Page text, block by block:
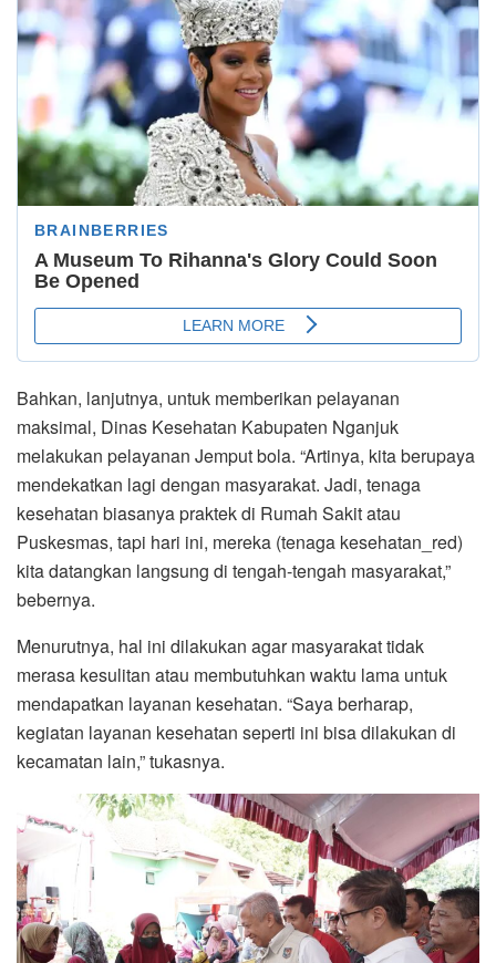
Bahkan, lanjutnya, untuk memberikan pelayanan
maksimal, Dinas Kesehatan Kabupaten Nganjuk
melakukan pelayanan Jemput bola. “Artinya, kita berupaya
mendekatkan lagi dengan masyarakat. Jadi, tenaga
kesehatan biasanya praktek di Rumah Sakit atau
Puskesmas, tapi hari ini, mereka (tenaga kesehatan_red)
kita datangkan langsung di tengah-tengah masyarakat,”
bebernya.
Menurutnya, hal ini dilakukan agar masyarakat tidak
merasa kesulitan atau membutuhkan waktu lama untuk
mendapatkan layanan kesehatan. “Saya berharap,
kegiatan layanan kesehatan seperti ini bisa dilakukan di
kecamatan lain,” tukasnya.